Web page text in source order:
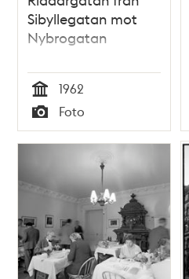
Sibyllegatan mot
Nybrogatan
Tid
1962
Typ
Foto